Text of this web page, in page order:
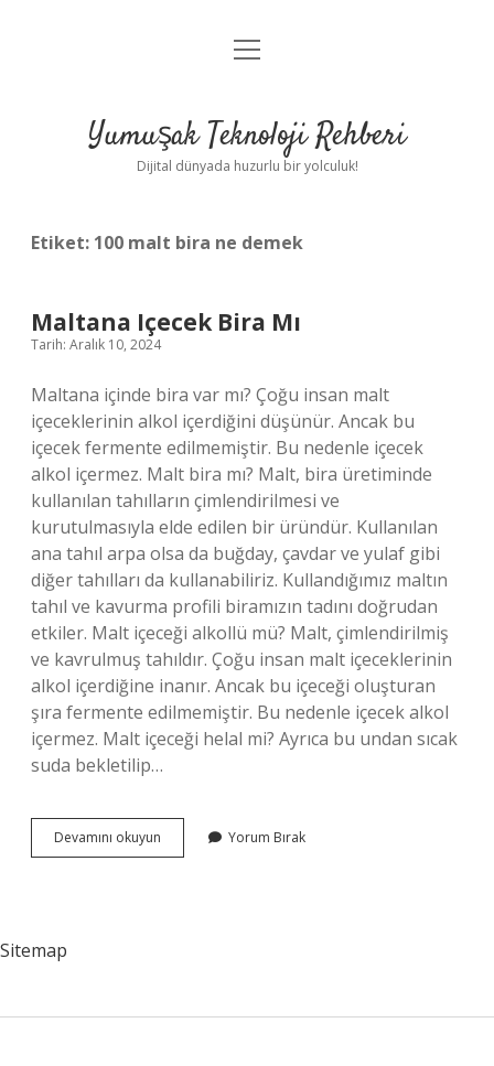
Anasayfa
Yasal Uyarı
menüyü
Yumuşak Teknoloji Rehberi
Dijital dünyada huzurlu bir yolculuk!
Etiket: 100 malt bira ne demek
Maltana Içecek Bira Mı
Tarih: Aralık 10, 2024
Maltana içinde bira var mı? Çoğu insan malt
içeceklerinin alkol içerdiğini düşünür. Ancak bu
içecek fermente edilmemiştir. Bu nedenle içecek
alkol içermez. Malt bira mı? Malt, bira üretiminde
kullanılan tahılların çimlendirilmesi ve
kurutulmasıyla elde edilen bir üründür. Kullanılan
ana tahıl arpa olsa da buğday, çavdar ve yulaf gibi
diğer tahılları da kullanabiliriz. Kullandığımız maltın
tahıl ve kavurma profili biramızın tadını doğrudan
etkiler. Malt içeceği alkollü mü? Malt, çimlendirilmiş
ve kavrulmuş tahıldır. Çoğu insan malt içeceklerinin
alkol içerdiğine inanır. Ancak bu içeceği oluşturan
şıra fermente edilmemiştir. Bu nedenle içecek alkol
içermez. Malt içeceği helal mi? Ayrıca bu undan sıcak
suda bekletilip…
Devamını okuyun Maltana
Içecek
Yorum Bırak
Sitemap